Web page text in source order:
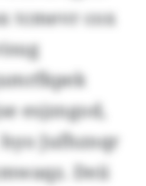
tcmevr cox
esjzngod,
Jufhznqr
Deii